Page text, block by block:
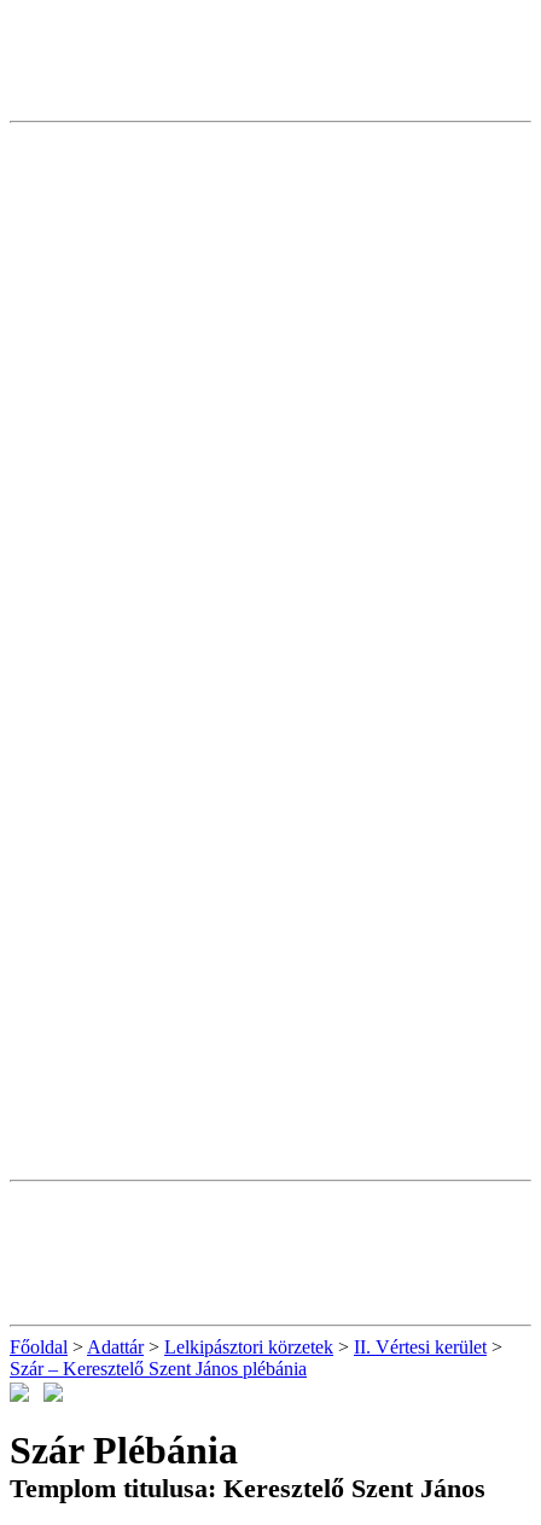
Főoldal > Adattár> Lelkipásztori körzetek > II. Vértesi kerület >
Szár – Keresztelő Szent János plébánia
Szár Plébánia
Templom titulusa: Keresztelő Szent János